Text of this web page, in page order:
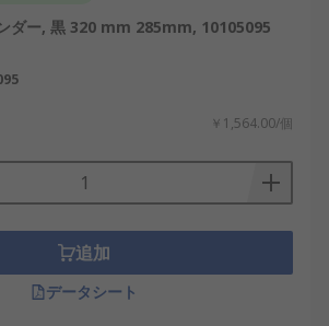
ダー, 黒 320 mm 285mm, 10105095
￥1,564.00/個
追加
データシート